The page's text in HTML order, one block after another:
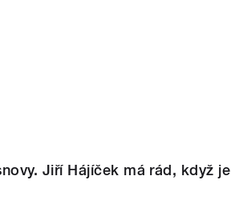
Jiří Hájíček má rád, když je